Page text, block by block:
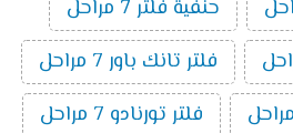
حنفية فلتر 7 مراحل
فلتر تانك باور 7 مراحل
فلتر تورنادو 7 مراحل